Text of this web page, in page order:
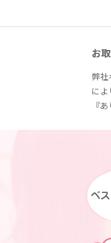
お
弊社
によ
『